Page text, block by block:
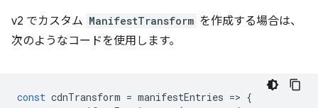
v2 でカスタム ManifestTransform を作成する場合は、
次のようなコードを使用します。
const cdnTransform = manifestEntries => {